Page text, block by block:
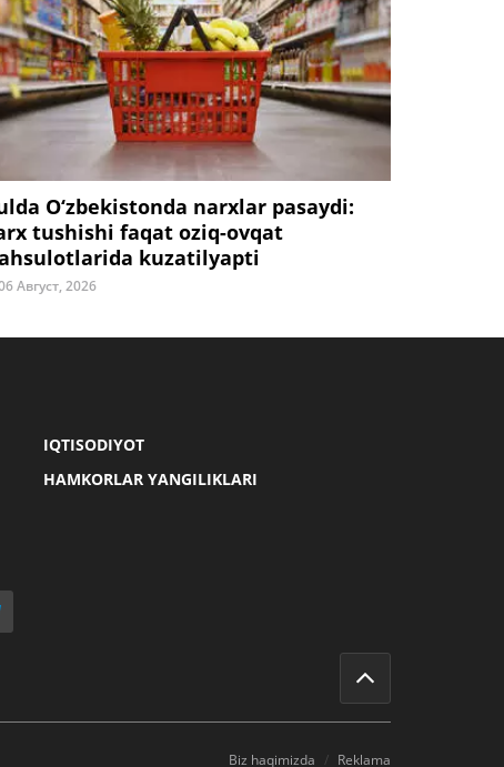
O‘zbekistonda narxlar pasaydi:
tushishi faqat oziq-ovqat
kuzatilyapti
Август, 2026
IQTISODIYOT
HAMKORLAR YANGILIKLARI
Biz haqimizda Reklama